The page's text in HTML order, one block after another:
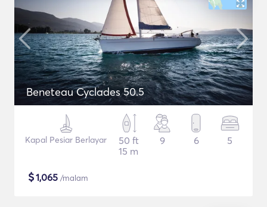
Beneteau Cyclades 50.5
Kapal Pesiar Berlayar
50 ft
15 m
9 6 5
$1,065 /malam